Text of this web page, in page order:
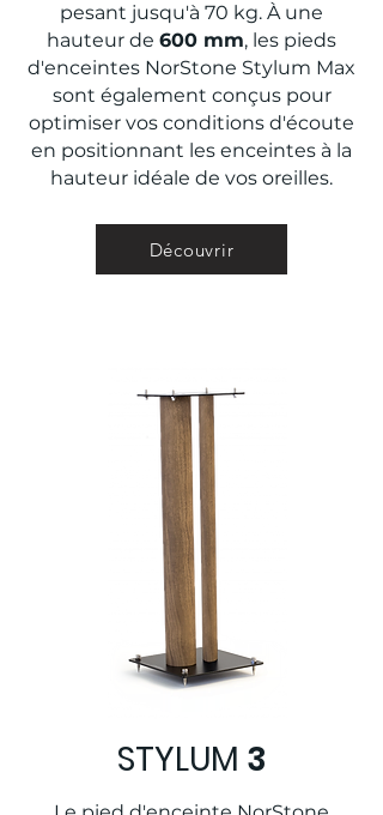
pesant jusqu'à 70 kg. À une
hauteur de 600 mm, les pieds
d'enceintes NorStone Stylum Max
sont également conçus pour
optimiser vos conditions d'écoute
en positionnant les enceintes à la
hauteur idéale de vos oreilles.
Découvrir
STYLUM 3